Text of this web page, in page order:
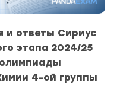
ответы Сириус
этапа 2024/25
4-ой группы